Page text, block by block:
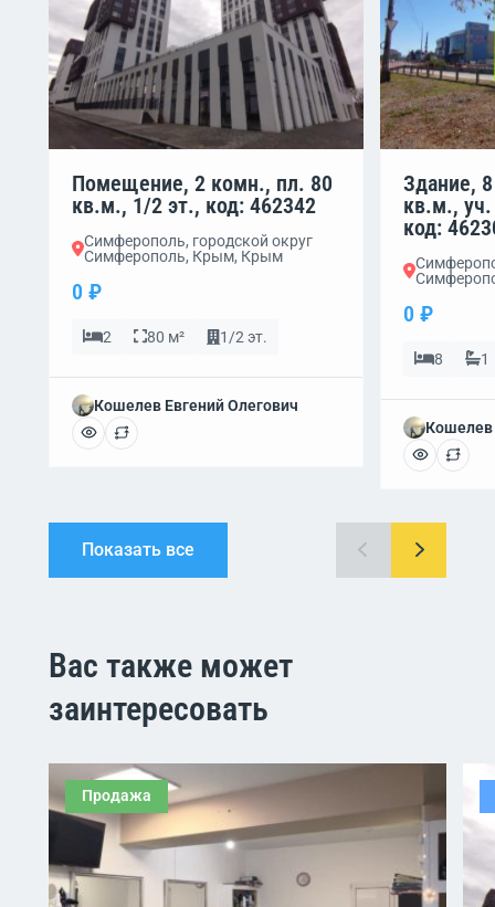
Помещение, 2 комн., пл. 80
кв.м., 1/2 эт., код: 462342
Симферополь, городской округ
Симферополь, Крым, Крым
0 ₽
2 80 м² 1/2 эт.
Кошелев Евгений Олегович
Здание,
кв.м.,
код:
0 ₽
8 1
Кошелев
Показать все
Вас также может
заинтересовать
Продажа